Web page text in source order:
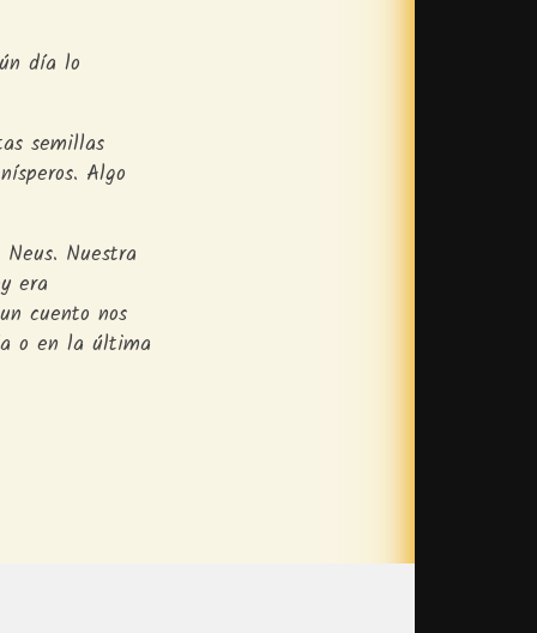
día lo
semillas
Algo
Nuestra
era
cuento nos
o en la última